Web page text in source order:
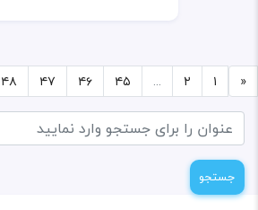
« ۱ ۲ ... ۴۵ ۴۶ ۴۷ ۴۸
جستجو